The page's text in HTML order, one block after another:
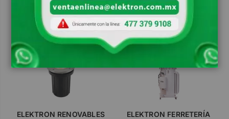
ILUMINACIÓN MEDIA TENSIÓN
ELEKTRON RENOVABLES ELEKTRON FERRETERÍA